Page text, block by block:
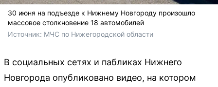
30 июня на подъезде к Нижнему Новгороду произошло
массовое столкновение 18 автомобилей
Источник: МЧС по Нижегородской области
В социальных сетях и пабликах Нижнего
Новгорода опубликовано видео, на котором